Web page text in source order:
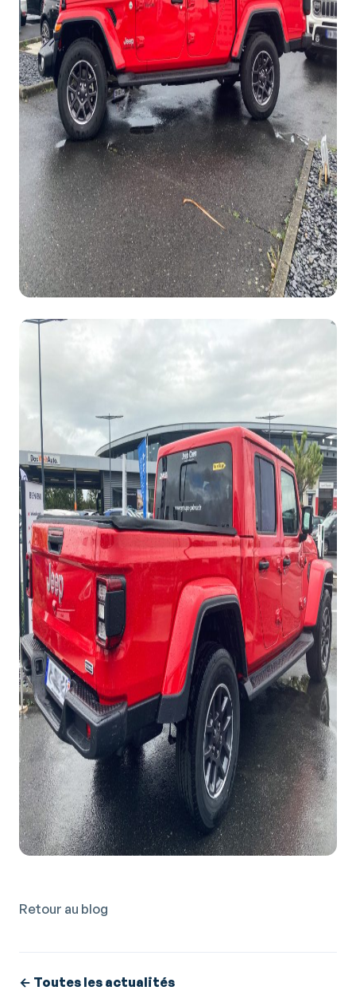
Retour au blog
← Toutes les actualités